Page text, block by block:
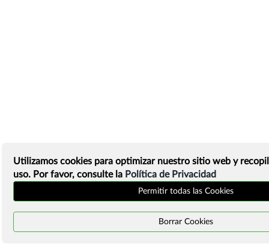
Utilizamos cookies para optimizar nuestro sitio web y
uso. Por favor, consulte la Política de Privacidad
Permitir todas las Cookies
Borrar Cookies